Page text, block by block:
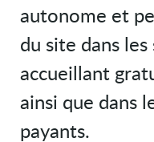
autonome et
du site dans
accueillant
ainsi que dans
payants.